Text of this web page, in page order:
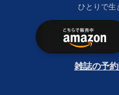
ひとりで生
雑誌の予